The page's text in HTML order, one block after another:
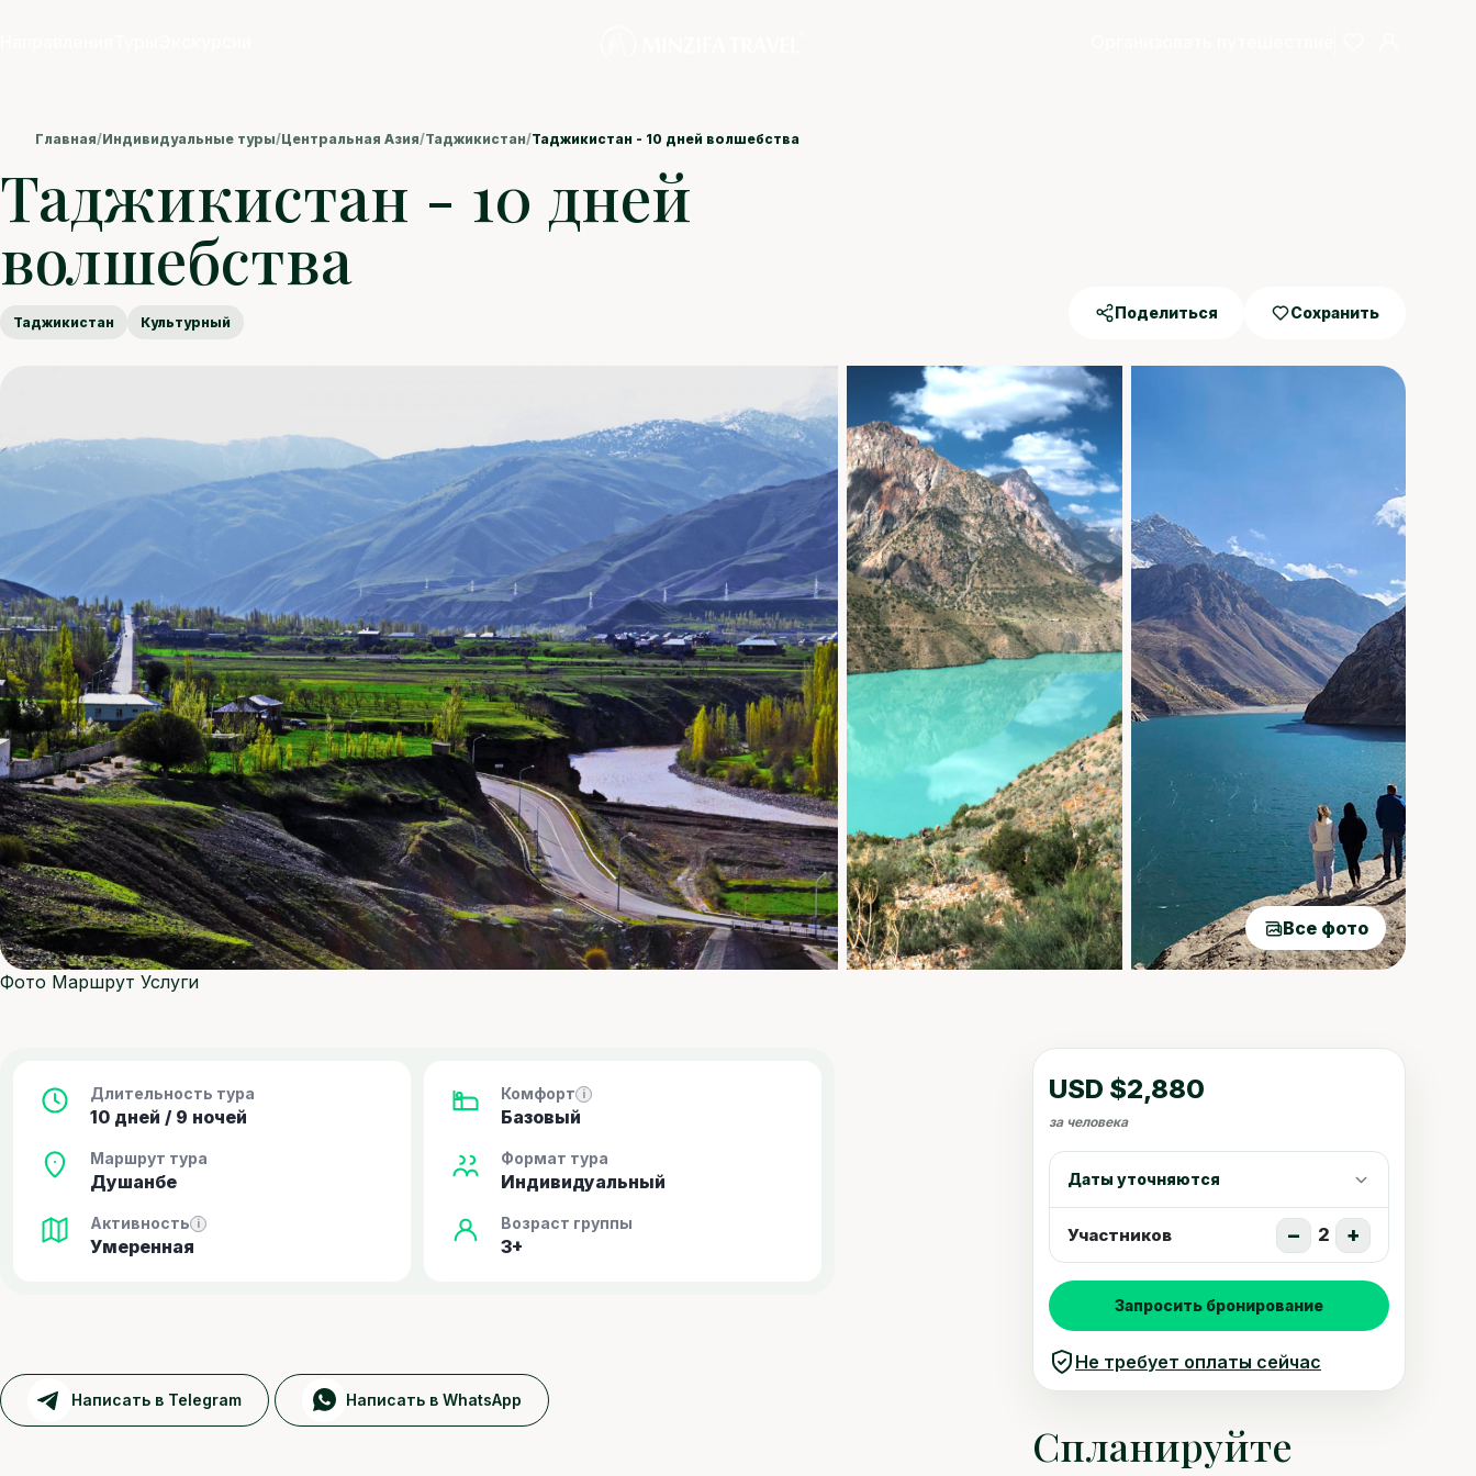
Главная/Индивидуальные туры/Центральная Азия/Таджикистан/Таджикистан - 10 дней волшебства
Таджикистан - 10 дней
волшебства
Таджикистан Культурный
Поделиться Сохранить
Все фото
Фото Маршрут Услуги
Длительность тура
10 дней / 9 ночей
Маршрут тура
Душанбе
Активность i
Умеренная
Комфорт i
Базовый
Формат тура
Индивидуальный
Возраст группы
3+
Написать в Telegram Написать в WhatsApp
USD $2,880
за человека
Даты уточняются
Участников − 2 +
Запросить бронирование
Не требует оплаты сейчас
Спланируйте